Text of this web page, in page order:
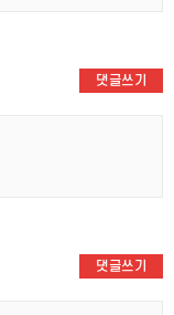
댓글쓰기
댓글쓰기